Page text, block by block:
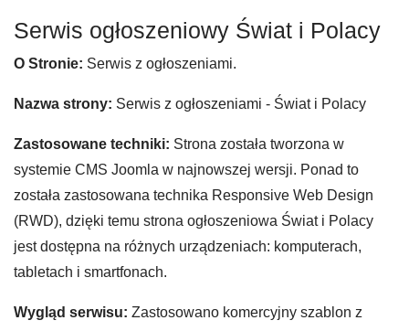
Serwis ogłoszeniowy Świat i Polacy
O Stronie: Serwis z ogłoszeniami.
Nazwa strony: Serwis z ogłoszeniami - Świat i Polacy
Zastosowane techniki: Strona została tworzona w
systemie CMS Joomla w najnowszej wersji. Ponad to
została zastosowana technika Responsive Web Design
(RWD), dzięki temu strona ogłoszeniowa Świat i Polacy
jest dostępna na różnych urządzeniach: komputerach,
tabletach i smartfonach.
Wygląd serwisu: Zastosowano komercyjny szablon z